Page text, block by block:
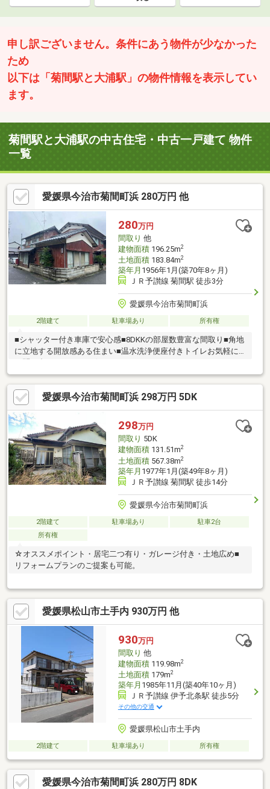
申し訳ございません。条件にあう物件が少なかった
ため
以下は「菊間駅と大浦駅」の物件情報を表示してい
ます。
菊間駅と大浦駅の中古住宅・中古一戸建て 物件
一覧
愛媛県今治市菊間町浜 280万円 他
280万円
間取り 他
建物面積196.25m2
土地面積183.84m2
築年月 1956年1月(築70年8ヶ月)
ＪＲ予讃線 菊間駅 徒歩3分
愛媛県今治市菊間町浜
2階建て 駐車場あり 所有権
■シャッター付き車庫で安心感■8DKKの部屋数豊富な間取り■角地
に立地する開放感ある住まい■温水洗浄便座付きトイレお気軽に
愛媛県今治市菊間町浜 298万円 5DK
298万円
間取り 5DK
建物面積131.51m2
土地面積567.38m2
築年月 1977年1月(築49年8ヶ月)
ＪＲ予讃線 菊間駅 徒歩14分
愛媛県今治市菊間町浜
2階建て 駐車場あり
駐車2台
所有権
☆オススメポイント・居宅二つ有り・ガレージ付き・土地広め■
リフォームプランのご提案も可能。
愛媛県松山市土手内 930万円 他
930万円
間取り 他
建物面積119.98m2
土地面積179m2
築年月 1985年11月(築40年10ヶ月)
ＪＲ予讃線 伊予北条駅 徒歩5分
その他の交通
愛媛県松山市土手内
2階建て 駐車場あり 所有権
愛媛県今治市菊間町浜 280万円 8DK